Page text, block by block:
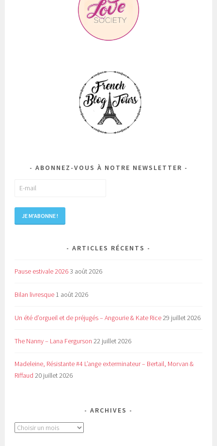
ABONNEZ-VOUS À NOTRE NEWSLETTER
ARTICLES RÉCENTS
Pause estivale 20263 août 2026
Bilan livresque 1 août 2026
Un été d’orgueil et de préjugés – Angourie & Kate Rice29 juillet 2026
The Nanny – Lana Fergurson 22 juillet 2026
Madeleine, Résistante #4 L’ange exterminateur – Bertail, Morvan &
Riffaud 20 juillet 2026
ARCHIVES
Archives